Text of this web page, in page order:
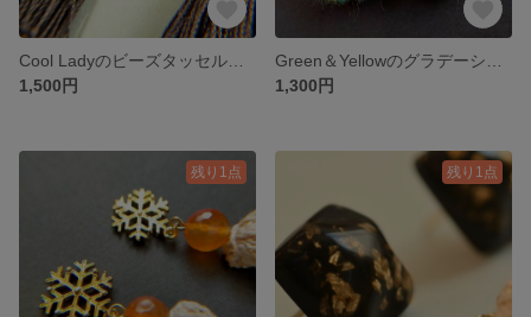
1,500円
1,300円
残り1点 残り1点